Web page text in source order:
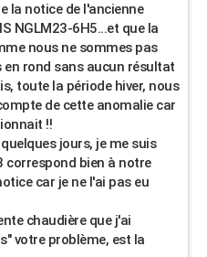
la notice de l'ancienne
NGLM23-6H5...et que la
nous ne sommes pas
rond sans aucun résultat
toute la période hiver, nous
de cette anomalie car
!!
jours, je me suis
correspond bien à notre
car je ne l'ai pas eu
chaudière que j'ai
votre problème, est la